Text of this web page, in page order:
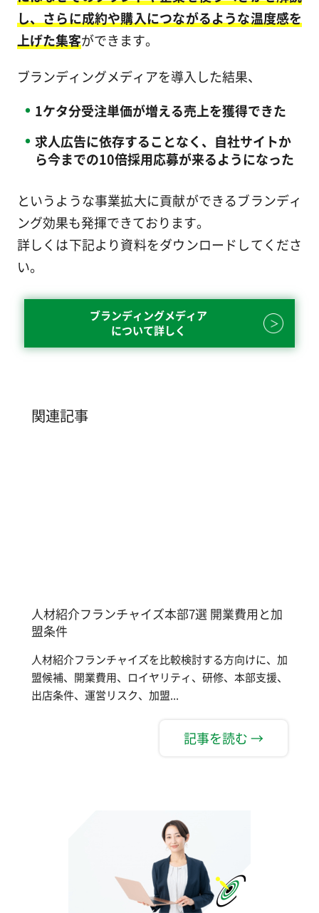
し、さらに成約や購入につながるような温度感を
上げた集客ができます。
ブランディングメディアを導入した結果、
1ケタ分受注単価が増える売上を獲得できた
求人広告に依存することなく、自社サイトか
ら今までの10倍採用応募が来るようになった
というような事業拡大に貢献ができるブランディ
ング効果も発揮できております。
詳しくは下記より資料をダウンロードしてくださ
い。
ブランディングメディア
について詳しく
関連記事
人材紹介フランチャイズ本部7選 開業費用と加
盟条件
人材紹介フランチャイズを比較検討する方向けに、加
盟候補、開業費用、ロイヤリティ、研修、本部支援、
出店条件、運営リスク、加盟...
記事を読む →